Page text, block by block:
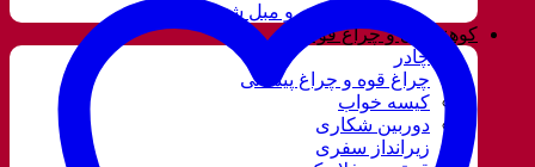
فرش شور و مبل شور
کوهنوردی و چراغ قوه
چادر
چراغ قوه و چراغ پیشانی
کیسه خواب
دوربین شکاری
زیرانداز سفری